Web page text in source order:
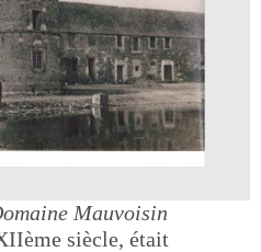
Mauvoisin
siècle, était